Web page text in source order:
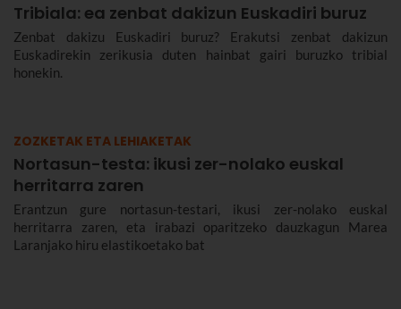
Tribiala: ea zenbat dakizun Euskadiri buruz
Zenbat dakizu Euskadiri buruz? Erakutsi zenbat dakizun
Euskadirekin zerikusia duten hainbat gairi buruzko tribial
honekin.
ZOZKETAK ETA LEHIAKETAK
Nortasun-testa: ikusi zer-nolako euskal
herritarra zaren
Erantzun gure nortasun-testari, ikusi zer-nolako euskal
herritarra zaren, eta irabazi oparitzeko dauzkagun Marea
Laranjako hiru elastikoetako bat